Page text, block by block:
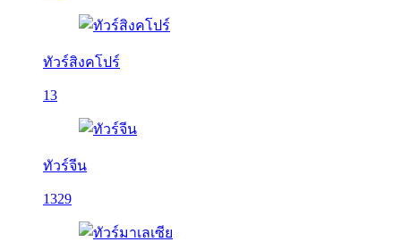
ทัวร์สิงคโปร์
13
ทัวร์จีน
1329